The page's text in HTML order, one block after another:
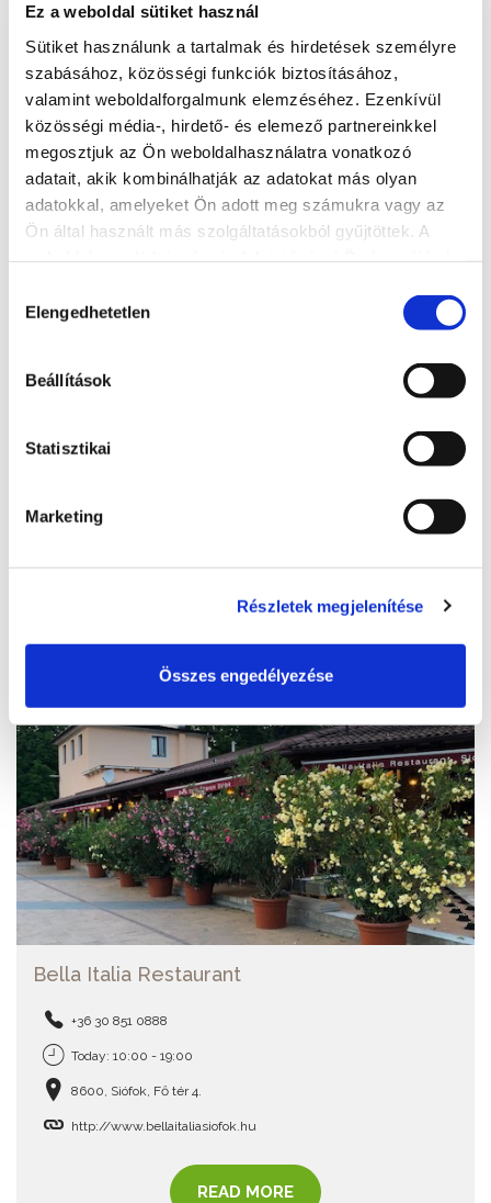
Ez a weboldal sütiket használ
Sütiket használunk a tartalmak és hirdetések személyre
szabásához, közösségi funkciók biztosításához,
valamint weboldalforgalmunk elemzéséhez. Ezenkívül
közösségi média-, hirdető- és elemező partnereinkkel
megosztjuk az Ön weboldalhasználatra vonatkozó
adatait, akik kombinálhatják az adatokat más olyan
adatokkal, amelyeket Ön adott meg számukra vagy az
Ön által használt más szolgáltatásokból gyűjtöttek. A
kiválasztása
Elengedhetetlen
Beállítások
Statisztikai
Marketing
Részletek megjelenítése
Összes engedélyezése
Roxy Restaurant
READ MORE
Bella Italia Restaurant
+36 30 851 0888
Today: 10:00 - 19:00
8600, Siófok, Fő tér 4.
http://www.bellaitaliasiofok.hu
READ MORE